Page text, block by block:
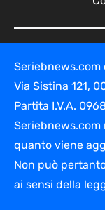
Seriebnews.com
Via Sistina 121,
Partita I.V.A.
quanto viene
Non può
ai sensi della